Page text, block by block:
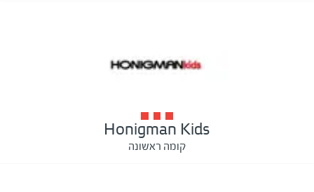
Honigman Kids
קומה ראשונה